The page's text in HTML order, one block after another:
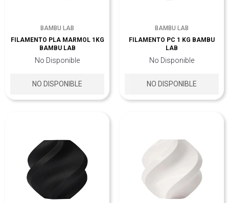
BAMBU LAB
FILAMENTO PLA MARMOL 1KG
BAMBU LAB
No Disponible
NO DISPONIBLE
BAMBU LAB
FILAMENTO PC 1 KG BAMBU
LAB
No Disponible
NO DISPONIBLE